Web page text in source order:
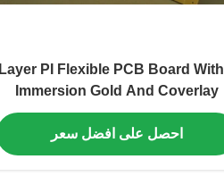
2 Layer PI Flexible PCB Board With
Immersion Gold And Coverlay
Customizable Options
احصل على افضل سعر